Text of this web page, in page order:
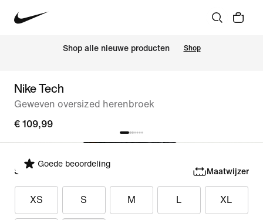
Shop alle nieuwe producten Shop
Nike Tech
Geweven oversized herenbroek
€ 109,99
Goede beoordeling
Selecteer maat Maatwijzer
XS S M L XL